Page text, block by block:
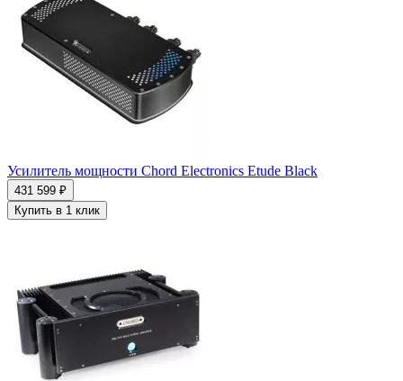
Усилитель мощности Chord Electronics Etude Black
431 599 ₽
Купить в 1 клик